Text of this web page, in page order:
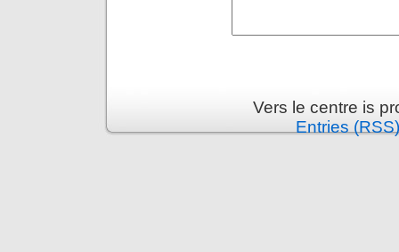
Vers le centre is
Entries (RSS)